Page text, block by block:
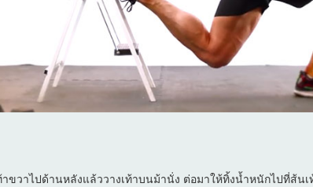
าขวาไปด้านหลังแล้ววางเท้าบนม้านั่ง ต่อมาให้ทิ้งน้ำหนักไปที่ส้น